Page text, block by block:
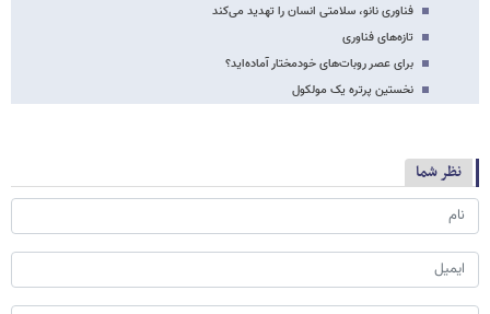
فناوری نانو، سلامتی انسان‌ را تهدید می‌کند
تازه‌های فناوری
برای عصر روبات‌های خودمختار آماده‌اید؟
نخستین پرتره یک مولکول
نظر شما